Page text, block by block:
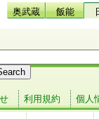
奥武蔵 飯能
利用規約 個人